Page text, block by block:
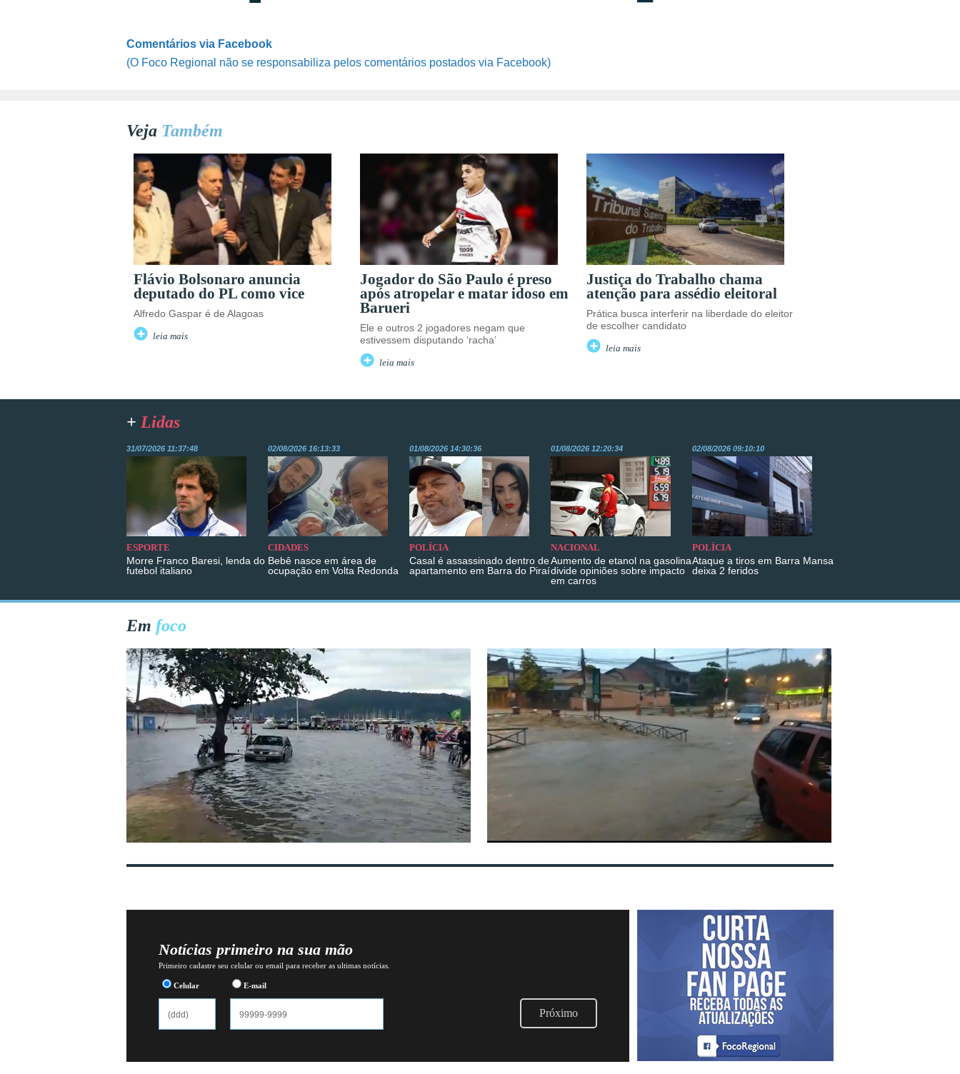
Comentários via Facebook
(O Foco Regional não se responsabiliza pelos comentários postados via Facebook)
Veja Também
Flávio Bolsonaro anuncia
deputado do PL como vice
Alfredo Gaspar é de Alagoas
leia mais
Jogador do São Paulo é preso
após atropelar e matar idoso em
Barueri
Ele e outros 2 jogadores negam que
estivessem disputando ‘racha’
leia mais
Justiça do Trabalho chama
atenção para assédio eleitoral
Prática busca interferir na liberdade do eleitor
de escolher candidato
leia mais
+ Lidas
31/07/2026 11:37:48
ESPORTE
Morre Franco Baresi, lenda do
futebol italiano
02/08/2026 16:13:33
CIDADES
Bebê nasce em área de
ocupação em Volta Redonda
01/08/2026 14:30:36
POLÍCIA
Casal é assassinado dentro de
apartamento em Barra do Piraí
01/08/2026 12:20:34
NACIONAL
Aumento de etanol na gasolina
divide opiniões sobre impacto
em carros
02/08/2026 09:10:10
POLÍCIA
Ataque a tiros em Barra Mansa
deixa 2 feridos
Em foco
Notícias primeiro na sua mão
Primeiro cadastre seu celular ou email para receber as ultimas notícias.
Celular E-mail
Próximo